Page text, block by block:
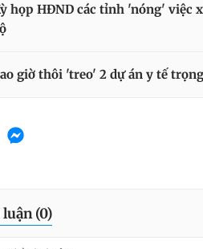
họp HĐND các tỉnh 'nóng' việc
giờ thôi 'treo' 2 dự án y tế
(0)